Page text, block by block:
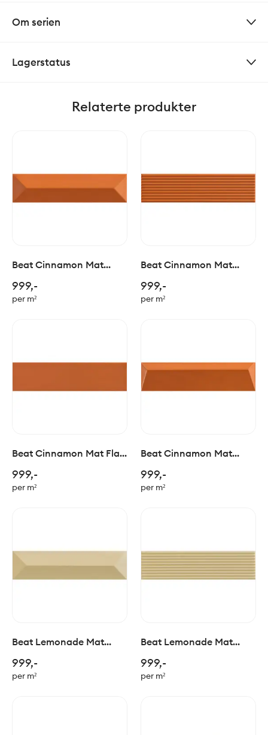
Om serien
Lagerstatus
Relaterte produkter
Beat Cinnamon Mat
999,-
per m²
Beat Cinnamon Mat
999,-
per m²
Beat Cinnamon Mat Flat
999,-
per m²
Beat Cinnamon Mat
999,-
per m²
Beat Lemonade Mat
999,-
per m²
Beat Lemonade Mat
999,-
per m²